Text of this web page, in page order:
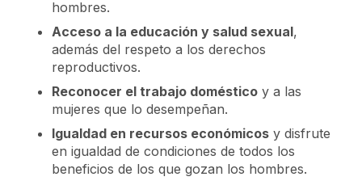
hombres.
Acceso a la educación y salud sexual,
además del respeto a los derechos
reproductivos.
Reconocer el trabajo doméstico y a las
mujeres que lo desempeñan.
Igualdad en recursos económicos y disfrute
en igualdad de condiciones de todos los
beneficios de los que gozan los hombres.